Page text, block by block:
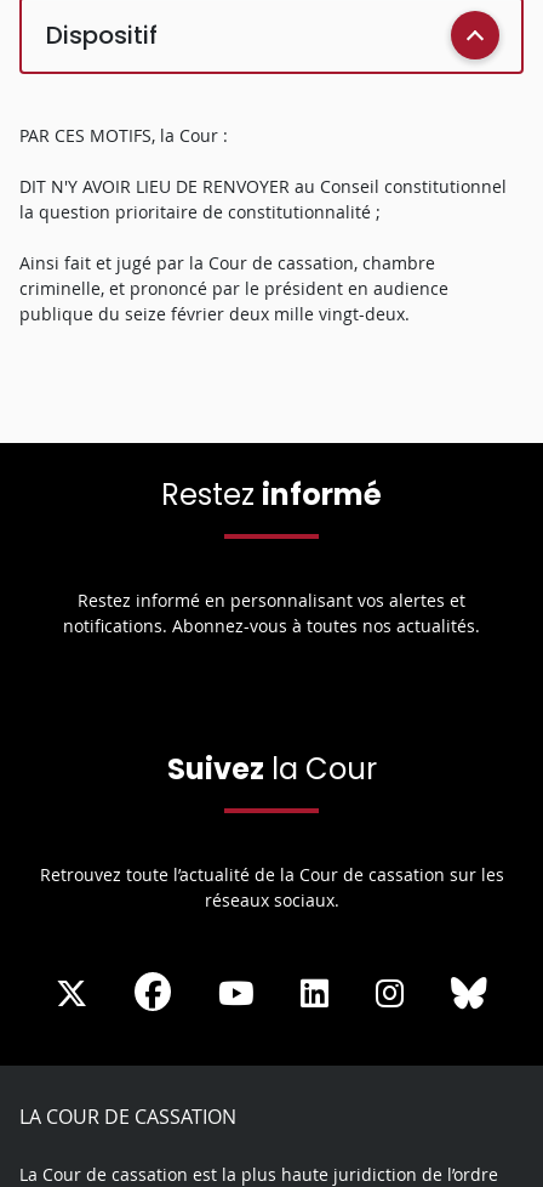
Dispositif
PAR CES MOTIFS, la Cour :
DIT N'Y AVOIR LIEU DE RENVOYER au Conseil constitutionnel
la question prioritaire de constitutionnalité ;
Ainsi fait et jugé par la Cour de cassation, chambre
criminelle, et prononcé par le président en audience
publique du seize février deux mille vingt-deux.
Restez informé
Restez informé en personnalisant vos alertes et
notifications. Abonnez-vous à toutes nos actualités.
Suivez la Cour
Retrouvez toute l’actualité de la Cour de cassation sur les
réseaux sociaux.
Share
X
Share
Facebook
Share
Youtube
Share
LinkedIn
Share
Instagram
LA COUR DE CASSATION
La Cour de cassation est la plus haute juridiction de l’ordre